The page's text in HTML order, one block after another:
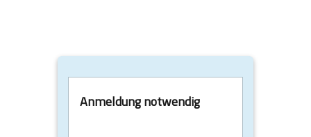
Anmeldung notwendig